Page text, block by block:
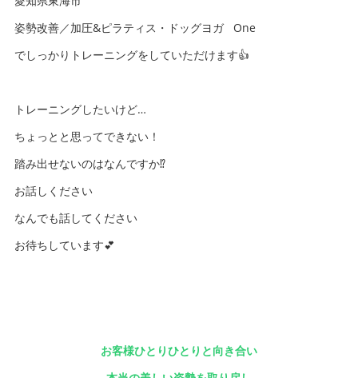
姿勢改善／加圧&ピラティス・ドッグヨガ One
でしっかりトレーニングをしていただけます👍
トレーニングしたいけど…
ちょっとと思ってできない！
踏み出せないのはなんですか⁉️
お話しください
なんでも話してください
お待ちしています💕
お客様ひとりひとりと向き合い